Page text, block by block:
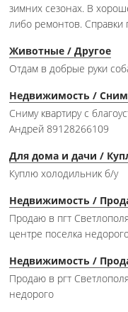
зимних сезонах. В
либо ремонтов. Справки
Животные / Другое
Отдам в добрые руки
Недвижимость /
Сниму квартиру с
Андрей 89128266109
Для дома и дачи /
Куплю холодильник б/у
Недвижимость /
Продаю в пгт
центре поселка
Недвижимость /
Продаю в ргт
недорого